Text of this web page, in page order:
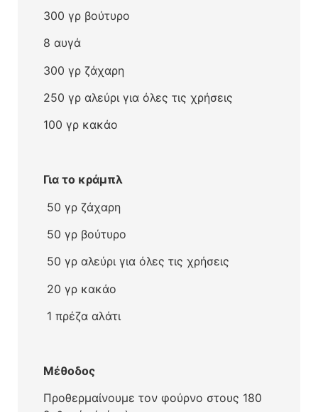
300 γρ βούτυρο
8 αυγά
300 γρ ζάχαρη
250 γρ αλεύρι για όλες τις χρήσεις
100 γρ κακάο
Για το κράμπλ
50 γρ ζάχαρη
50 γρ βούτυρο
50 γρ αλεύρι για όλες τις χρήσεις
20 γρ κακάο
1 πρέζα αλάτι
Μέθοδος
Προθερμαίνουμε τον φούρνο στους 180